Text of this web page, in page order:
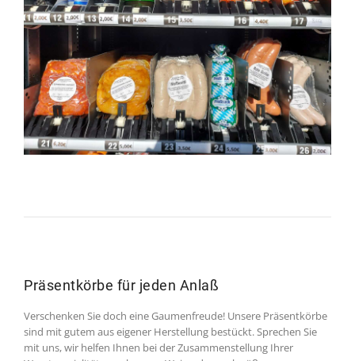
Präsentkörbe für jeden Anlaß
Verschenken Sie doch eine Gaumenfreude! Unsere Präsentkörbe
sind mit gutem aus eigener Herstellung bestückt. Sprechen Sie
mit uns, wir helfen Ihnen bei der Zusammenstellung Ihrer